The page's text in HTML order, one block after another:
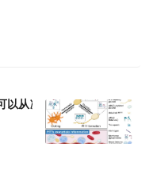
以从凝血转变为驱动血管炎